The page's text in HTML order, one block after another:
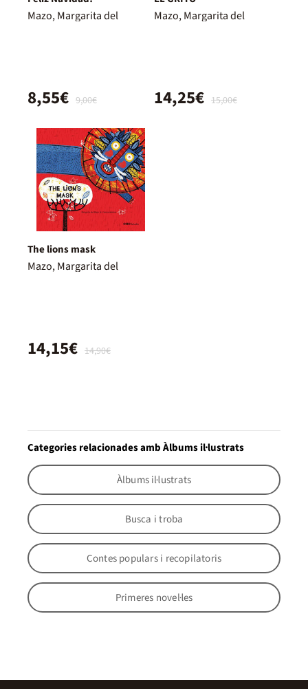
Mazo, Margarita del
9,00€
8,55€
Mazo, Margarita del
15,00€
14,25€
The lions mask
Mazo, Margarita del
14,90€
14,15€
Categories relacionades amb Àlbums il·lustrats
Àlbums il·lustrats
Busca i troba
Contes populars i recopilatoris
Primeres novel·les